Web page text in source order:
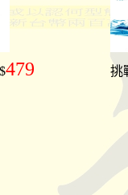
479 挑